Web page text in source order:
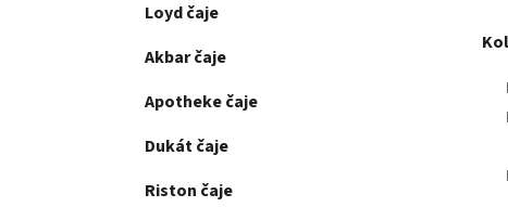
Loyd čaje
Akbar čaje
Apotheke čaje
Dukát čaje
Riston čaje